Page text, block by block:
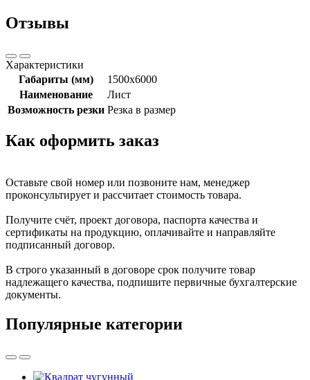
Отзывы
Характеристики
Габариты (мм)
1500x6000
Наименование
Лист
Возможность резки Резка в размер
Как оформить заказ
Оставьте свой номер или позвоните нам, менеджер
проконсультирует и рассчитает стоимость товара.
Получите счёт, проект договора, паспорта качества и
сертификаты на продукцию, оплачивайте и направляйте
подписанный договор.
В строго указанный в договоре срок получите товар
надлежащего качества, подпишите первичные бухгалтерские
документы.
Популярные категории